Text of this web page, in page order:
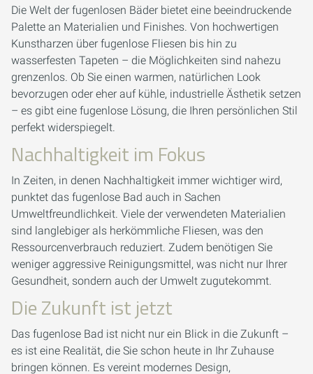
Die Welt der fugenlosen Bäder bietet eine beeindruckende
Palette an Materialien und Finishes. Von hochwertigen
Kunstharzen über fugenlose Fliesen bis hin zu
wasserfesten Tapeten – die Möglichkeiten sind nahezu
grenzenlos. Ob Sie einen warmen, natürlichen Look
bevorzugen oder eher auf kühle, industrielle Ästhetik setzen
– es gibt eine fugenlose Lösung, die Ihren persönlichen Stil
perfekt widerspiegelt.
Nachhaltigkeit im Fokus
In Zeiten, in denen Nachhaltigkeit immer wichtiger wird,
punktet das fugenlose Bad auch in Sachen
Umweltfreundlichkeit. Viele der verwendeten Materialien
sind langlebiger als herkömmliche Fliesen, was den
Ressourcenverbrauch reduziert. Zudem benötigen Sie
weniger aggressive Reinigungsmittel, was nicht nur Ihrer
Gesundheit, sondern auch der Umwelt zugutekommt.
Die Zukunft ist jetzt
Das fugenlose Bad ist nicht nur ein Blick in die Zukunft –
es ist eine Realität, die Sie schon heute in Ihr Zuhause
bringen können. Es vereint modernes Design,